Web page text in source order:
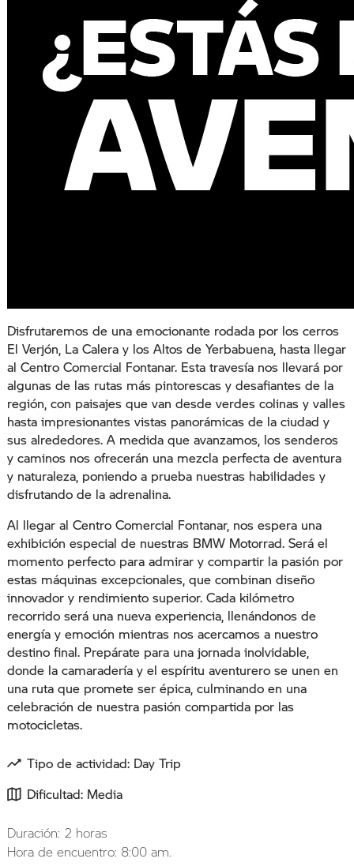
Disfrutaremos de una emocionante rodada por los cerros
El Verjón, La Calera y los Altos de Yerbabuena, hasta llegar
al Centro Comercial Fontanar. Esta travesía nos llevará por
algunas de las rutas más pintorescas y desafiantes de la
región, con paisajes que van desde verdes colinas y valles
hasta impresionantes vistas panorámicas de la ciudad y
sus alrededores. A medida que avanzamos, los senderos
y caminos nos ofrecerán una mezcla perfecta de aventura
y naturaleza, poniendo a prueba nuestras habilidades y
disfrutando de la adrenalina.
Al llegar al Centro Comercial Fontanar, nos espera una
exhibición especial de nuestras BMW Motorrad. Será el
momento perfecto para admirar y compartir la pasión por
estas máquinas excepcionales, que combinan diseño
innovador y rendimiento superior. Cada kilómetro
recorrido será una nueva experiencia, llenándonos de
energía y emoción mientras nos acercamos a nuestro
destino final. Prepárate para una jornada inolvidable,
donde la camaradería y el espíritu aventurero se unen en
una ruta que promete ser épica, culminando en una
celebración de nuestra pasión compartida por las
motocicletas.
Tipo de actividad: Day Trip
Dificultad: Media
Duración: 2 horas
Hora de encuentro: 8:00 am.